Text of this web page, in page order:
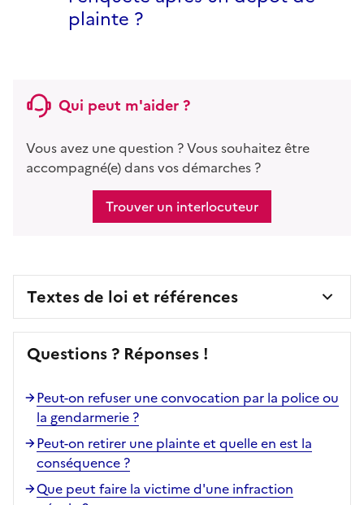
plainte ?
Qui peut m'aider ?
Vous avez une question ? Vous souhaitez être
accompagné(e) dans vos démarches ?
Trouver un interlocuteur
Textes de loi et références
Questions ? Réponses !
Peut-on refuser une convocation par la police ou
la gendarmerie ?
Peut-on retirer une plainte et quelle en est la
conséquence ?
Que peut faire la victime d'une infraction